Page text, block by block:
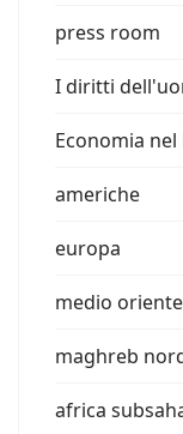
press room
I diritti
Economia
americhe
europa
medio
maghreb
africa